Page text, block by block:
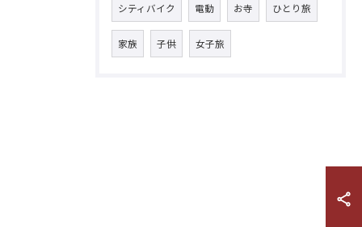
シティバイク 電動 お寺 ひとり旅
家族 子供 女子旅